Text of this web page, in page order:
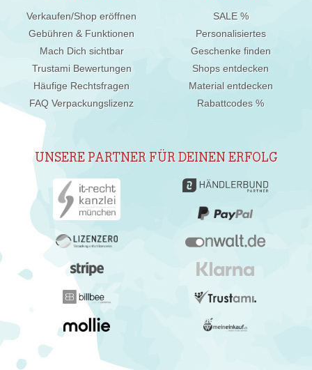
Verkaufen/Shop eröffnen
Gebühren & Funktionen
Mach Dich sichtbar
Trustami Bewertungen
Häufige Rechtsfragen
FAQ Verpackungslizenz
SALE %
Personalisiertes
Geschenke finden
Shops entdecken
Material entdecken
Rabattcodes %
UNSERE PARTNER FÜR DEINEN ERFOLG